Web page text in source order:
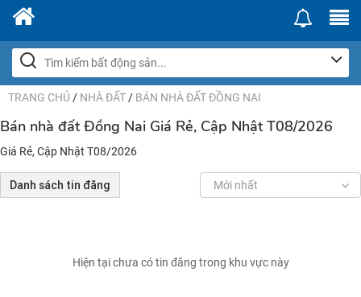
TRANG CHỦ / NHÀ ĐẤT / BÁN NHÀ ĐẤT ĐỒNG NAI
Bán nhà đất Đồng Nai Giá Rẻ, Cập Nhật T08/2026
Giá Rẻ, Cập Nhật T08/2026
Danh sách tin đăng Mới nhất
Hiện tại chưa có tin đăng trong khu vực này